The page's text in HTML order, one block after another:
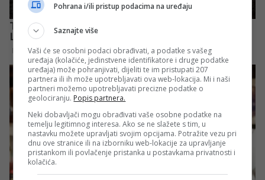
Pohrana i/ili pristup podacima na uređaju
Saznajte više
Vaši će se osobni podaci obrađivati, a podatke s vašeg
uređaja (kolačiće, jedinstvene identifikatore i druge podatke
uređaja) može pohranjivati, dijeliti te im pristupati 207
partnera ili ih može upotrebljavati ova web-lokacija. Mi i naši
partneri možemo upotrebljavati precizne podatke o
geolociranju. Popis partnera.
Neki dobavljači mogu obrađivati vaše osobne podatke na
temelju legitimnog interesa. Ako se ne slažete s tim, u
nastavku možete upravljati svojim opcijama. Potražite vezu pri
dnu ove stranice ili na izborniku web-lokacije za upravljanje
pristankom ili povlačenje pristanka u postavkama privatnosti i
kolačića.